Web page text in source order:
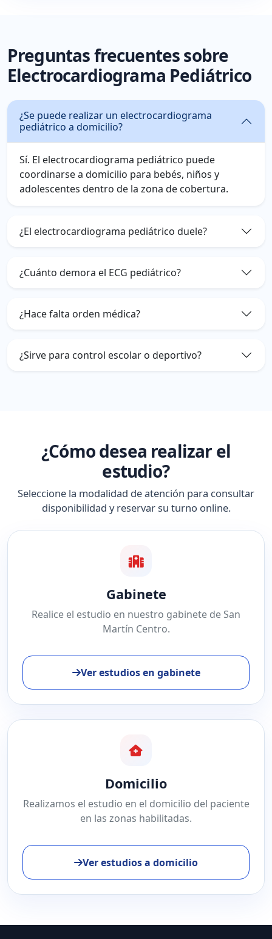
Preguntas frecuentes sobre
Electrocardiograma Pediátrico
¿Se puede realizar un electrocardiograma
pediátrico a domicilio?
Sí. El electrocardiograma pediátrico puede
coordinarse a domicilio para bebés, niños y
adolescentes dentro de la zona de cobertura.
¿El electrocardiograma pediátrico duele?
¿Cuánto demora el ECG pediátrico?
¿Hace falta orden médica?
¿Sirve para control escolar o deportivo?
¿Cómo desea realizar el
estudio?
Seleccione la modalidad de atención para consultar
disponibilidad y reservar su turno online.
Gabinete
Realice el estudio en nuestro gabinete de San
Martín Centro.
Ver estudios en gabinete
Domicilio
Realizamos el estudio en el domicilio del paciente
en las zonas habilitadas.
Ver estudios a domicilio